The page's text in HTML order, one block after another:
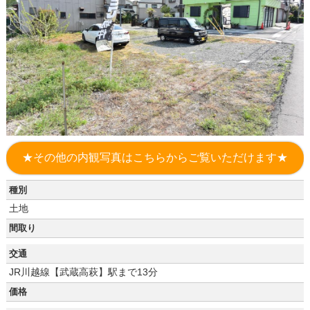
★その他の内観写真はこちらからご覧いただけます★
種別
土地
間取り
交通
JR川越線【武蔵高萩】駅まで13分
価格